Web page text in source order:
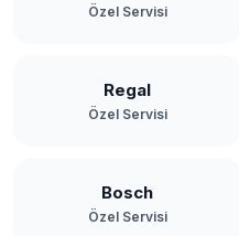
Özel Servisi
Regal
Özel Servisi
Bosch
Özel Servisi